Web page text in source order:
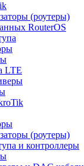
(роутеры)
RouterOS
LTE
(роутеры)
и контроллеры